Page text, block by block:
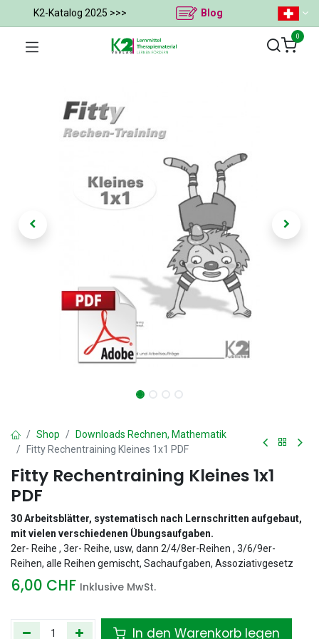
K2-Katalog 2025 >>> Blog
0
Shop
Downloads Rechnen, Mathematik
Fitty Rechentraining Kleines 1x1 PDF
Fitty Rechentraining Kleines 1x1
PDF
30 Arbeitsblätter, systematisch nach Lernschritten aufgebaut,
mit vielen verschiedenen Übungsaufgaben.
2er- Reihe , 3er- Reihe, usw, dann 2/4/8er-Reihen , 3/6/9er-
Reihen, alle Reihen gemischt, Sachaufgaben, Assoziativgesetz
6,00 CHF Inklusive MwSt.
In den Warenkorb legen